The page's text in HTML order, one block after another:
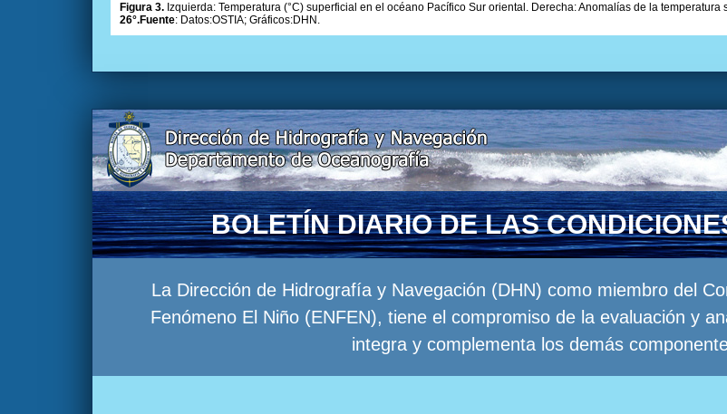
Figura 3. Izquierda: Temperatura (°C) superficial en el océano Pacífico Sur oriental. Derecha: Anomalías de la
26°.Fuente: Datos:OSTIA; Gráficos:DHN.
BOLETÍN DIARIO DE LAS
La Dirección de Hidrografía y Navegación (DHN) como miembro del
Fenómeno El Niño (ENFEN), tiene el compromiso de la evaluación y
integra y complementa los demás